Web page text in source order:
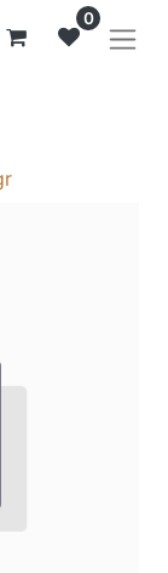
0